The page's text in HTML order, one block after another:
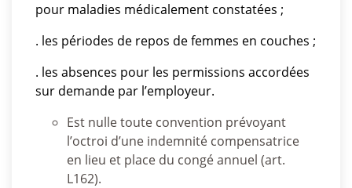
pour maladies médicalement constatées ;
. les périodes de repos de femmes en couches ;
. les absences pour les permissions accordées
sur demande par l’employeur.
Est nulle toute convention prévoyant
l’octroi d’une indemnité compensatrice
en lieu et place du congé annuel (art.
L162).